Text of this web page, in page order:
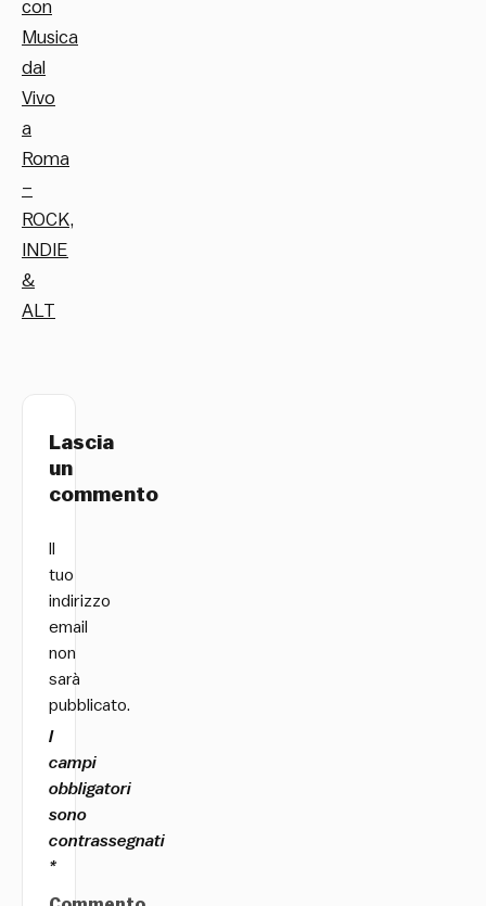
con
Musica
dal
Vivo
a
Roma
–
ROCK,
INDIE
&
ALT
Lascia
un
commento
tuo
indirizzo
email
non
sarà
pubblicato.
I
campi
obbligatori
sono
contrassegnati
*